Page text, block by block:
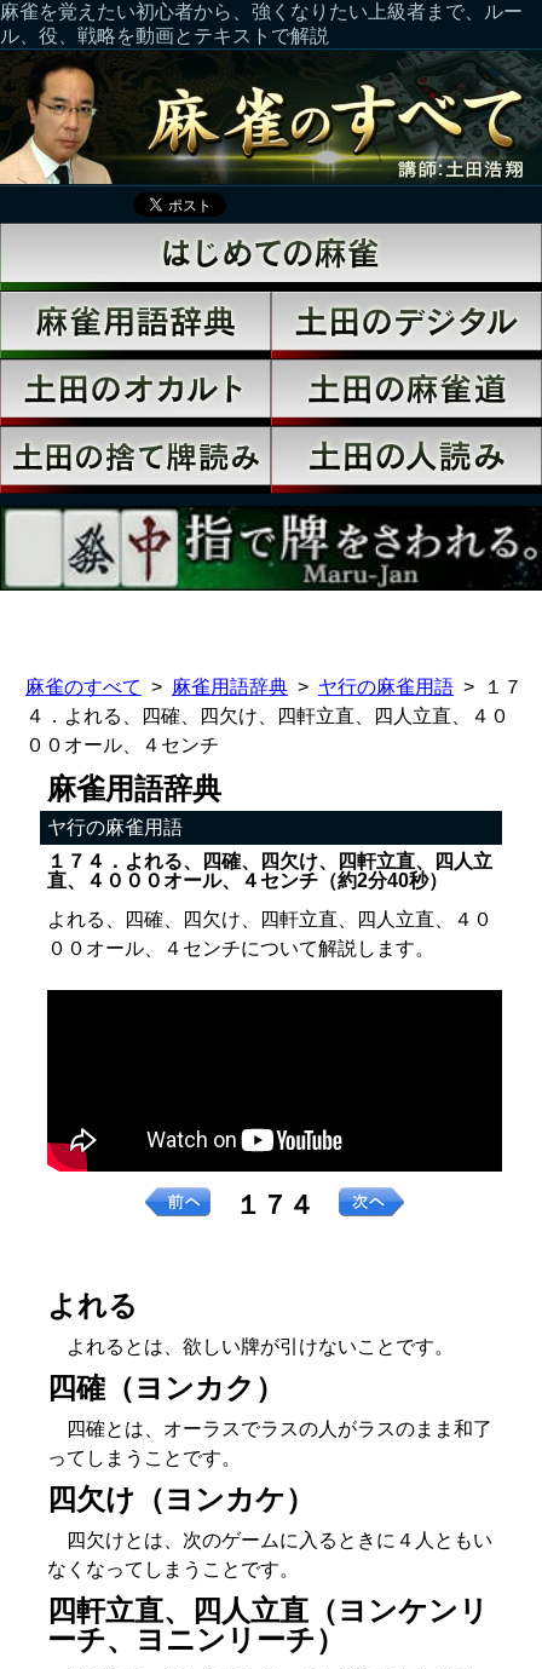
麻雀を覚えたい初心者から、強くなりたい上級者まで、ルー
ル、役、戦略を動画とテキストで解説
麻雀のすべて 麻雀用語辞典 ヤ行の麻雀用語
１７
４．よれる、四確、四欠け、四軒立直、四人立直、４０
００オール、４センチ
麻雀用語辞典
ヤ行の麻雀用語
１７４．よれる、四確、四欠け、四軒立直、四人立
直、４０００オール、４センチ（約2分40秒）
よれる、四確、四欠け、四軒立直、四人立直、４０
００オール、４センチについて解説します。
１７４
よれる
よれるとは、欲しい牌が引けないことです。
四確（ヨンカク）
四確とは、オーラスでラスの人がラスのまま和了
ってしまうことです。
四欠け（ヨンカケ）
四欠けとは、次のゲームに入るときに４人ともい
なくなってしまうことです。
四軒立直、四人立直（ヨンケンリ
ーチ、ヨニンリーチ）